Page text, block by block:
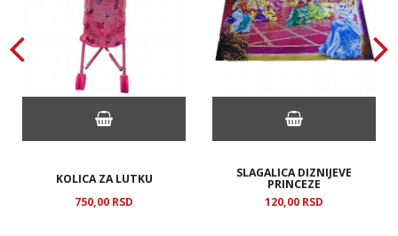
KOLICA ZA LUTKU
750,00 RSD
SLAGALICA DIZNIJEVE
PRINCEZE
120,00 RSD